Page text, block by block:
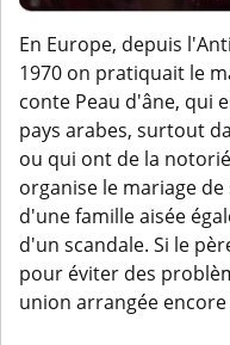
En Europe, depuis
1970 on pratiquait le
conte Peau d'âne, qui
pays arabes, surtout
ou qui ont de la
organise le mariage
d'une famille aisée
d'un scandale. Si le
pour éviter des
union arrangée